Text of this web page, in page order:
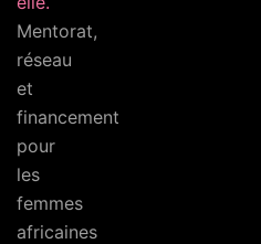
Mentorat,
réseau
et
financement
pour
les
femmes
africaines